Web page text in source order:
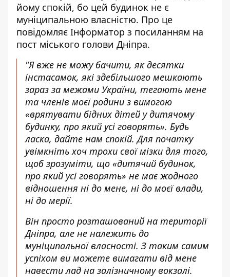
йому спокій, бо цей будинок не є
муніципальною власністю. Про це
повідомляє Інформатор з посиланням на
пост міського голови Дніпра.
"Я вже не можу бачити, як десятки
інстасамок, які здебільшого мешкають
зараз за межами України, тегають мене
та членів моєї родини з вимогою
«врятувати бідних дітей у дитячому
будинку, про який усі говорять». Будь
ласка, дайте нам спокій. Для початку
увімкніть хоч трохи свої мізки для того,
щоб зрозуміти, що «дитячий будинок,
про який усі говорять» не має жодного
відношення ні до мене, ні до моєї влади,
ні до мерії.
Він просто розташований на території
Дніпра, але не належить до
муніципальної власності. З таким самим
успіхом ви можете вимагати від мене
навести лад на залізничному вокзалі.